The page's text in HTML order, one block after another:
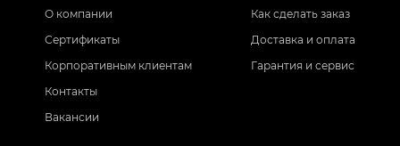
О компании
Сертификаты
Корпоративным клиентам
Контакты
Вакансии
Как сделать заказ
Доставка и оплата
Гарантия и сервис